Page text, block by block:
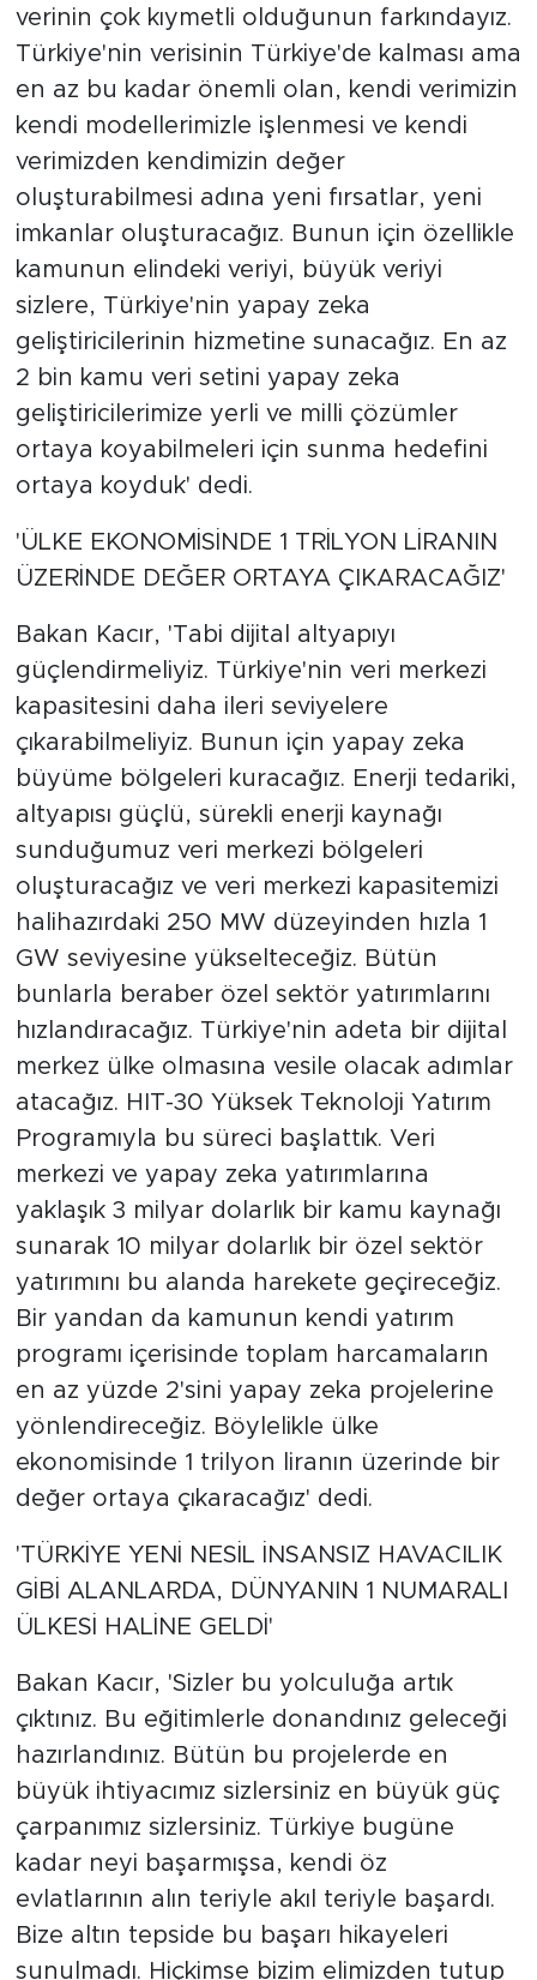
verinin çok kıymetli olduğunun farkındayız.
Türkiye'nin verisinin Türkiye'de kalması ama
en az bu kadar önemli olan, kendi verimizin
kendi modellerimizle işlenmesi ve kendi
verimizden kendimizin değer
oluşturabilmesi adına yeni fırsatlar, yeni
imkanlar oluşturacağız. Bunun için özellikle
kamunun elindeki veriyi, büyük veriyi
sizlere, Türkiye'nin yapay zeka
geliştiricilerinin hizmetine sunacağız. En az
2 bin kamu veri setini yapay zeka
geliştiricilerimize yerli ve milli çözümler
ortaya koyabilmeleri için sunma hedefini
ortaya koyduk' dedi.
'ÜLKE EKONOMİSİNDE 1 TRİLYON LİRANIN
ÜZERİNDE DEĞER ORTAYA ÇIKARACAĞIZ'
Bakan Kacır, 'Tabi dijital altyapıyı
güçlendirmeliyiz. Türkiye'nin veri merkezi
kapasitesini daha ileri seviyelere
çıkarabilmeliyiz. Bunun için yapay zeka
büyüme bölgeleri kuracağız. Enerji tedariki,
altyapısı güçlü, sürekli enerji kaynağı
sunduğumuz veri merkezi bölgeleri
oluşturacağız ve veri merkezi kapasitemizi
halihazırdaki 250 MW düzeyinden hızla 1
GW seviyesine yükselteceğiz. Bütün
bunlarla beraber özel sektör yatırımlarını
hızlandıracağız. Türkiye'nin adeta bir dijital
merkez ülke olmasına vesile olacak adımlar
atacağız. HIT-30 Yüksek Teknoloji Yatırım
Programıyla bu süreci başlattık. Veri
merkezi ve yapay zeka yatırımlarına
yaklaşık 3 milyar dolarlık bir kamu kaynağı
sunarak 10 milyar dolarlık bir özel sektör
yatırımını bu alanda harekete geçireceğiz.
Bir yandan da kamunun kendi yatırım
programı içerisinde toplam harcamaların
en az yüzde 2'sini yapay zeka projelerine
yönlendireceğiz. Böylelikle ülke
ekonomisinde 1 trilyon liranın üzerinde bir
değer ortaya çıkaracağız' dedi.
'TÜRKİYE YENİ NESİL İNSANSIZ HAVACILIK
GİBİ ALANLARDA, DÜNYANIN 1 NUMARALI
ÜLKESİ HALİNE GELDİ'
Bakan Kacır, 'Sizler bu yolculuğa artık
çıktınız. Bu eğitimlerle donandınız geleceği
hazırlandınız. Bütün bu projelerde en
büyük ihtiyacımız sizlersiniz en büyük güç
çarpanımız sizlersiniz. Türkiye bugüne
kadar neyi başarmışsa, kendi öz
evlatlarının alın teriyle akıl teriyle başardı.
Bize altın tepside bu başarı hikayeleri
sunulmadı. Hiçkimse bizim elimizden tutup